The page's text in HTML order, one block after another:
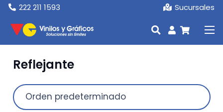
222 211 1593 Sucursales
Reflejante